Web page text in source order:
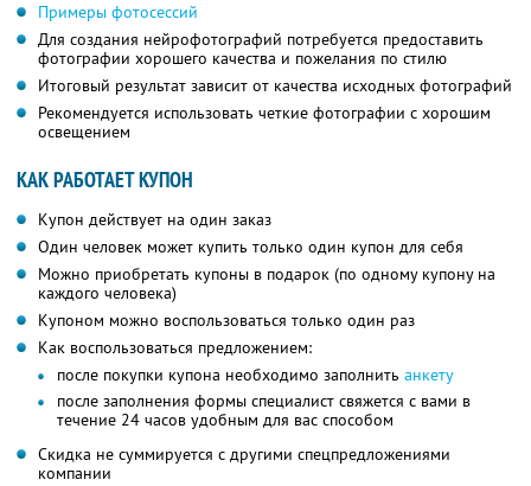
Примеры фотосессий
Для создания нейрофотографий потребуется предоставить
фотографии хорошего качества и пожелания по стилю
Итоговый результат зависит от качества исходных фотографий
Рекомендуется использовать четкие фотографии с хорошим
освещением
КАК РАБОТАЕТ КУПОН
Купон действует на один заказ
Один человек может купить только один купон для себя
Можно приобретать купоны в подарок (по одному купону на
каждого человека)
Купоном можно воспользоваться только один раз
Как воспользоваться предложением:
после покупки купона необходимо заполнить анкету
после заполнения формы специалист свяжется с вами в
течение 24 часов удобным для вас способом
Скидка не суммируется с другими спецпредложениями
компании